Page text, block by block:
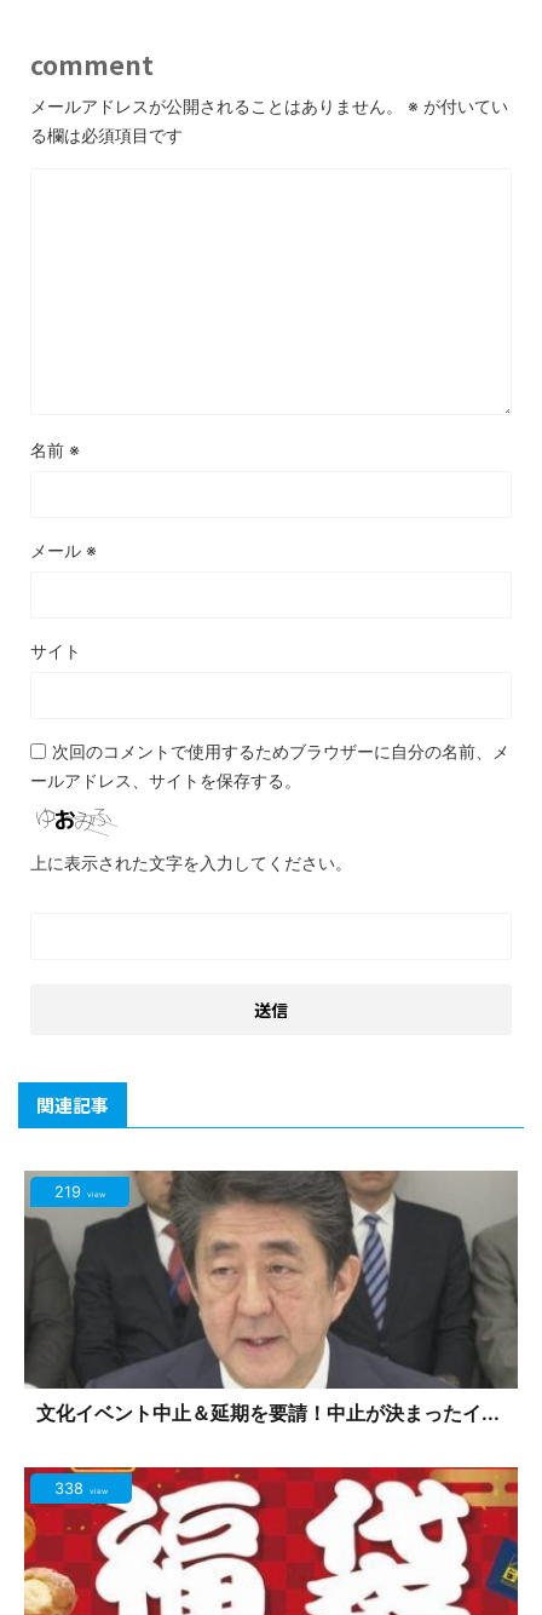
comment
メールアドレスが公開されることはありません。 ※ が付いてい
る欄は必須項目です
名前 ※
メール ※
サイト
次回のコメントで使用するためブラウザーに自分の名前、メ
ールアドレス、サイトを保存する。
上に表示された文字を入力してください。
関連記事
219 view
文化イベント中止＆延期を要請！中止が決まったイ...
338 view